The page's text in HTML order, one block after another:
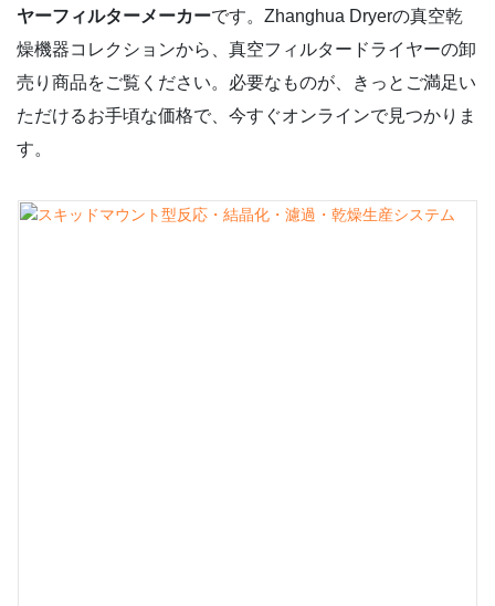
ヤーフィルターメーカーです。Zhanghua Dryerの真空乾
燥機器コレクションから、真空フィルタードライヤーの卸
売り商品をご覧ください。必要なものが、きっとご満足い
ただけるお手頃な価格で、今すぐオンラインで見つかりま
す。